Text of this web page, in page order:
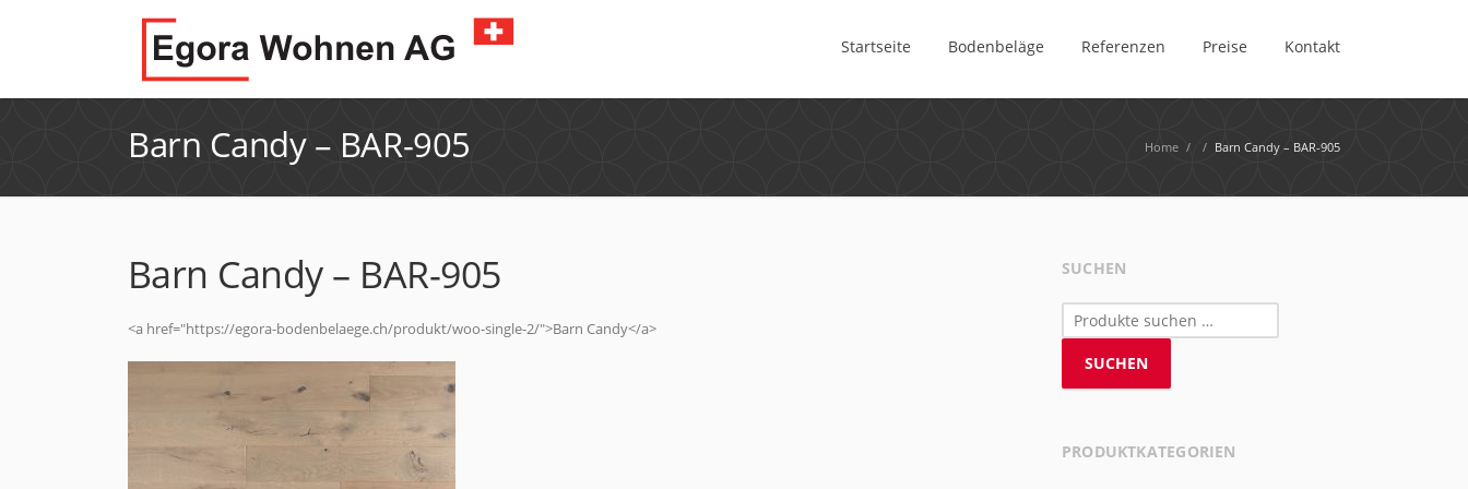
Startseite Bodenbeläge Referenzen Preise Kontakt
Home / / Barn Candy – BAR-905
Barn Candy – BAR-905
Barn Candy – BAR-905
<a href="https://egora-bodenbelaege.ch/produkt/woo-single-2/">Barn Candy</a>
SUCHEN
Suchen
nach:
SUCHEN
PRODUKTKATEGORIEN